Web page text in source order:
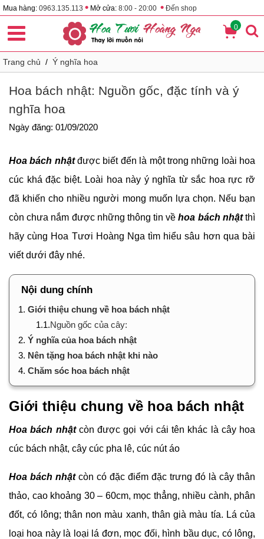
Mua hàng: 0963.135.113 • Mở cửa: 8:00 - 20:00 • Đến shop
0
Trang chủ / Ý nghĩa hoa
Hoa bách nhật: Nguồn gốc, đặc tính và ý
nghĩa hoa
Ngày đăng: 01/09/2020
Hoa bách nhậtđược biết đến là một trong những loài hoa
cúc khá đặc biệt. Loài hoa này ý nghĩa từ sắc hoa rực rỡ
đã khiến cho nhiều người mong muốn lựa chọn. Nếu bạn
còn chưa nắm được những thông tin vềhoa bách nhậtthì
hãy cùng Hoa Tươi Hoàng Nga tìm hiểu sâu hơn qua bài
viết dưới đây nhé.
Nội dung chính
1. Giới thiệu chung về hoa bách nhật
1.1.Nguồn gốc của cây:
2. Ý nghĩa của hoa bách nhật
3. Nên tặng hoa bách nhật khi nào
4. Chăm sóc hoa bách nhật
Giới thiệu chung về hoa bách nhật
Hoa bách nhậtcòn được gọi với cái tên khác là cây hoa
cúc bách nhật, cây cúc pha lê, cúc nút áo
Hoa bách nhậtcòn có đặc điểm đặc trưng đó là cây thân
thảo, cao khoảng 30 – 60cm, mọc thẳng, nhiều cành, phân
đốt, có lông; thân non màu xanh, thân già màu tía. Lá của
loại hoa này là loại lá đơn, mọc đối, hình bầu dục, có lông,